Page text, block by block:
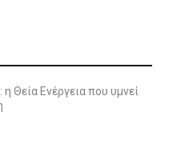
Ενέργεια που υμνεί